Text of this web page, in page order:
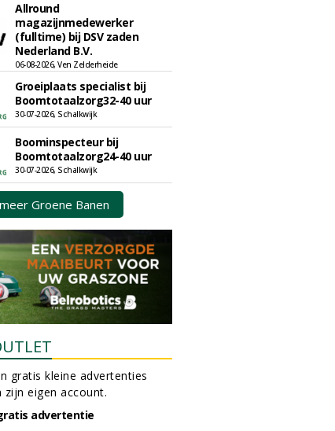
Allround
magazijnmedewerker
(fulltime) bij DSV zaden
Nederland B.V.
06-08-2026, Ven Zelderheide
Groeiplaats specialist bij
Boomtotaalzorg32-40 uur
30-07-2026, Schalkwijk
Boominspecteur bij
Boomtotaalzorg24-40 uur
30-07-2026, Schalkwijk
meer Groene Banen
gratis kleine advertenties
zijn eigen account.
advertentie